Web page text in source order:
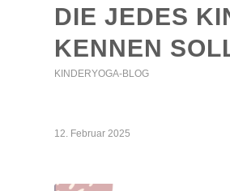
DIE JEDES
KENNEN
KINDERYOGA-BLOG
12. Februar 2025